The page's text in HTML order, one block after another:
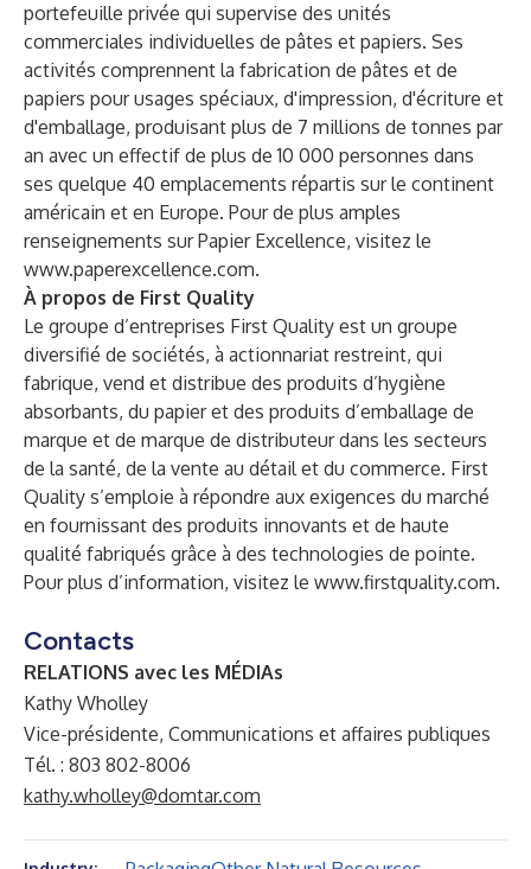
portefeuille privée qui supervise des unités
commerciales individuelles de pâtes et papiers. Ses
activités comprennent la fabrication de pâtes et de
papiers pour usages spéciaux, d'impression, d'écriture et
d'emballage, produisant plus de 7 millions de tonnes par
an avec un effectif de plus de 10 000 personnes dans
ses quelque 40 emplacements répartis sur le continent
américain et en Europe. Pour de plus amples
renseignements sur Papier Excellence, visitez le
www.paperexcellence.com.
À propos de First Quality
Le groupe d’entreprises First Quality est un groupe
diversifié de sociétés, à actionnariat restreint, qui
fabrique, vend et distribue des produits d’hygiène
absorbants, du papier et des produits d’emballage de
marque et de marque de distributeur dans les secteurs
de la santé, de la vente au détail et du commerce. First
Quality s’emploie à répondre aux exigences du marché
en fournissant des produits innovants et de haute
qualité fabriqués grâce à des technologies de pointe.
Pour plus d’information, visitez le www.firstquality.com.
Contacts
RELATIONS avec les MÉDIAs
Kathy Wholley
Vice-présidente, Communications et affaires publiques
Tél. : 803 802-8006
kathy.wholley@domtar.com